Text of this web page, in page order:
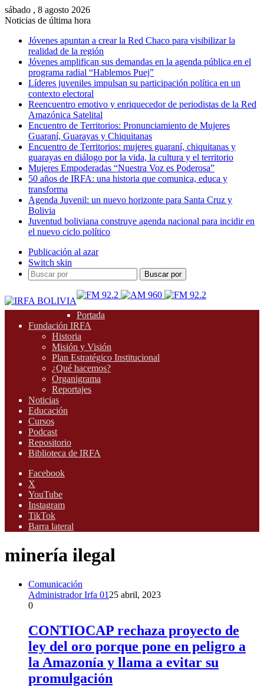
sábado , 8 agosto 2026
Noticias de última hora
Jóvenes apuntan a crear la Red Chaco para visibilizar la
realidad de la región
Jóvenes amplifican sus demandas en la agenda pública en el
programa radial “Hablemos Puej”
Líderes juveniles impulsan su participación política en un
contexto electoral
Reencuentro emotivo y enriquecedor de periodistas de la Red
Amazónica Satelital
Encuentro de Territorios: Pronunciamiento de Mujeres
Guaraní, Guarayas y Chiquitanas
Encuentro de Territorios: mujeres guaraní, chiquitanas y
guarayas en diálogo por la vida, la cultura y el territorio
Mujeres Empoderadas “Nuestra Voz es Poderosa”
50 años de IRFA: una historia que comunica, educa y
transforma
Agenda Juvenil: un nuevo horizonte para Santa Cruz y
Bolivia
Juventud boliviana construye agenda nacional para incidir en
el nuevo ciclo político
Publicación al azar
Switch skin
Buscar por
Portada
Fundación IRFA
Historia
Misión y Visión
Plan Estratégico Institucional
¿Qué hacemos?
Organigrama
Reportajes
Noticias
Educación
Cursos
Podcast
Repositorio
Biblioteca de IRFA
Facebook
X
YouTube
Instagram
TikTok
Barra lateral
minería ilegal
Comunicación
Administrador Irfa 01 25 abril, 2023
0
CONTIOCAP rechaza proyecto de
ley del oro porque pone en peligro a
la Amazonía y llama a evitar su
promulgación